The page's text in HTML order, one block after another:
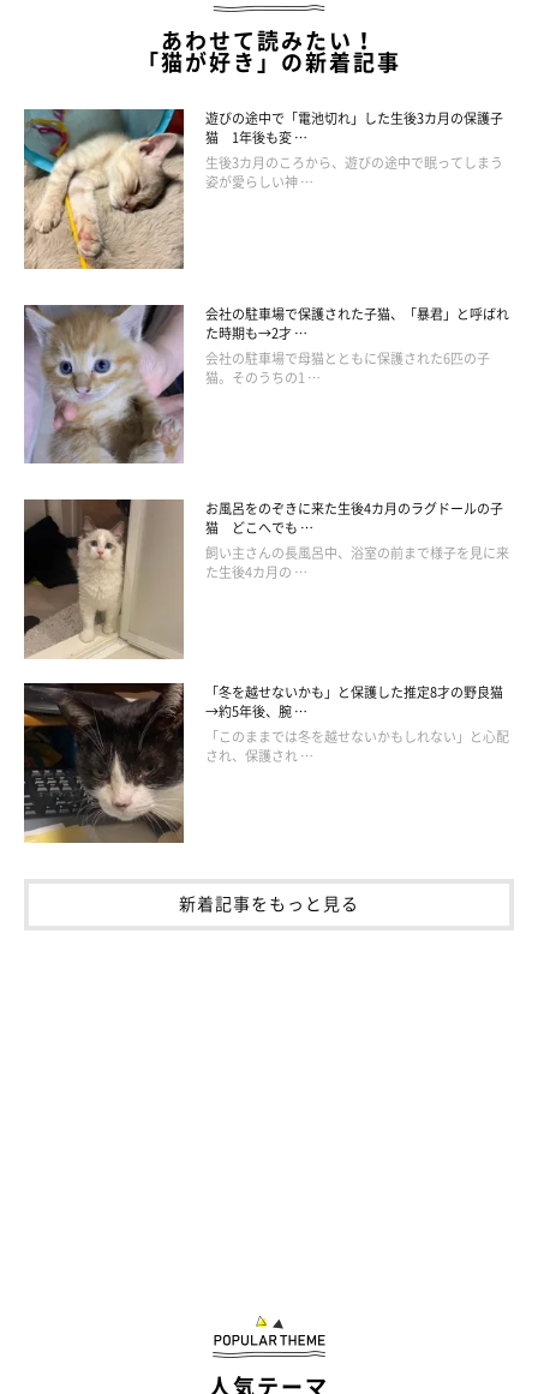
あわせて読みたい！
「猫が好き」の新着記事
遊びの途中で「電池切れ」した生後3カ月の保護子
猫 1年後も変 …
生後3カ月のころから、遊びの途中で眠ってしまう
姿が愛らしい神 …
会社の駐車場で保護された子猫、「暴君」と呼ばれ
た時期も→2才 …
会社の駐車場で母猫とともに保護された6匹の子
猫。そのうちの1 …
お風呂をのぞきに来た生後4カ月のラグドールの子
猫 どこへでも …
飼い主さんの長風呂中、浴室の前まで様子を見に来
た生後4カ月の …
「冬を越せないかも」と保護した推定8才の野良猫
→約5年後、腕 …
「このままでは冬を越せないかもしれない」と心配
され、保護され …
新着記事をもっと見る
人気テーマ